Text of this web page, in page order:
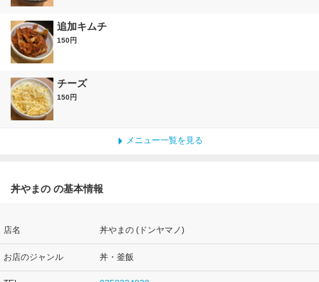
追加キムチ
150円
チーズ
150円
メニュー一覧を見る
丼やまの の基本情報
店名 丼やまの (ドンヤマノ)
お店のジャンル 丼・釜飯